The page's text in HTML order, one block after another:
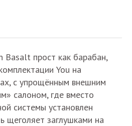
Basalt прост как барабан,
You на
с упрощённым внешним
салоном, где вместо
системы установлен
щеголяет заглушками на